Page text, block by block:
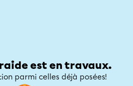
est en travaux.
parmi celles déjà posées!